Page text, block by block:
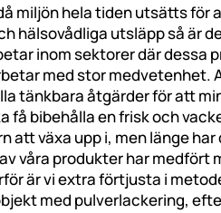
miljön hela tiden utsätts för
hälsovådliga utsläpp så är
inom sektorer där dessa
med stor medvetenhet.
tänkbara åtgärder för att
få bibehålla en frisk och
att växa upp i, men länge
våra produkter har medfört
är vi extra förtjusta i
med pulverlackering,